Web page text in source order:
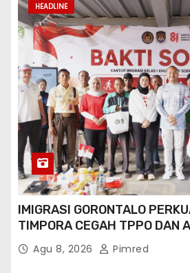
HEADLINE
IMIGRASI GORONTALO
TIMPORA CEGAH TPPO DAN
ORANG ASING DI GORONTALO
Agu 8, 2026 Pimred